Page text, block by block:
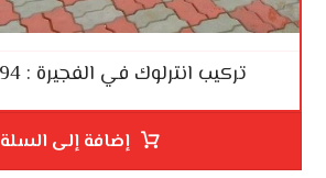
تركيب انترلوك في الفجيرة : 0553996694
إضافة إلى السلة